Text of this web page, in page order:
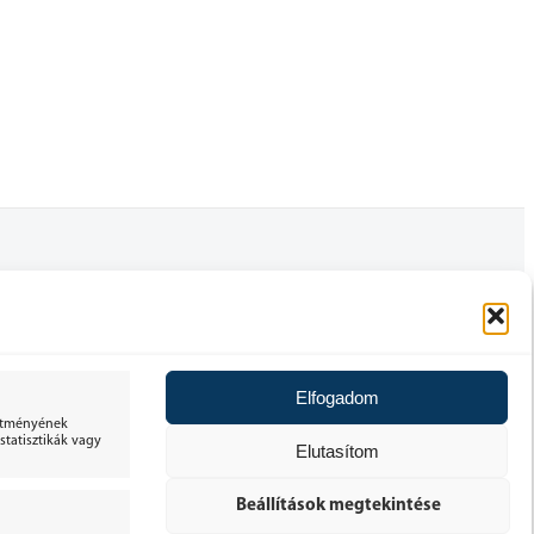
vagy
Elfogadom
Elutasítom
Beállítások megtekintése
ÁLTALÁNOS SZERZŐDÉSI FELTÉTELEK
30 NAPOS ELÁLLÁSI JOG